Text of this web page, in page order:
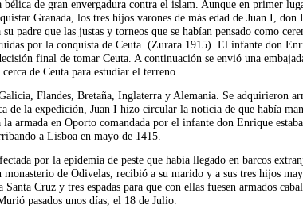
bélica de gran envergadura contra el islam. Aunque en primer
Granada, los tres hijos varones de más edad de Juan I, don
padre que las justas y torneos que se habían pensado como
por la conquista de Ceuta. (Zurara 1915). El infante don
final de tomar Ceuta. A continuación se envió una
de Ceuta para estudiar el terreno.
Flandes, Bretaña, Inglaterra y Alemania. Se adquirieron
de la expedición, Juan I hizo circular la noticia de que había
armada en Oporto comandada por el infante don Enrique estaba
a Lisboa en mayo de 1415.
por la epidemia de peste que había llegado en barcos
de Odivelas, recibió a su marido y a sus tres hijos
Cruz y tres espadas para que con ellas fuesen armados
pasados unos días, el 18 de Julio.